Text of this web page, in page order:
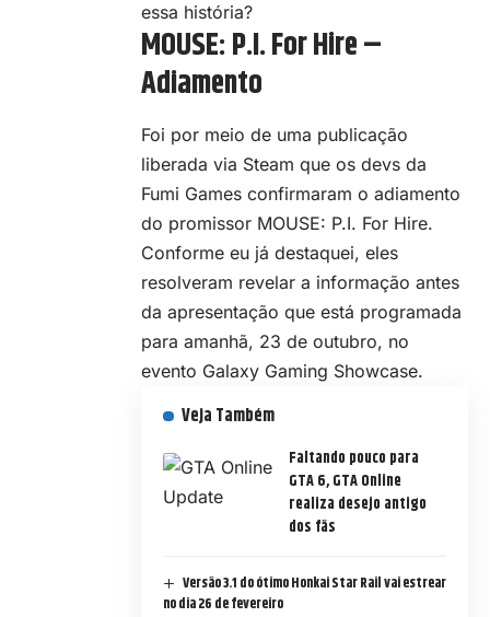
essa história?
MOUSE: P.I. For Hire –
Adiamento
Foi por meio de uma publicação
liberada via Steam que os devs da
Fumi Games confirmaram o adiamento
do promissor MOUSE: P.I. For Hire.
Conforme eu já destaquei, eles
resolveram revelar a informação antes
da apresentação que está programada
para amanhã, 23 de outubro, no
evento Galaxy Gaming Showcase.
Veja Também
Faltando pouco para
GTA 6, GTA Online
realiza desejo antigo
dos fãs
Versão 3.1 do ótimo Honkai Star Rail vai estrear
no dia 26 de fevereiro